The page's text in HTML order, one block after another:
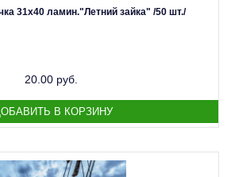
31х40 ламин."Летний зайка" /50 шт./
20.00 руб.